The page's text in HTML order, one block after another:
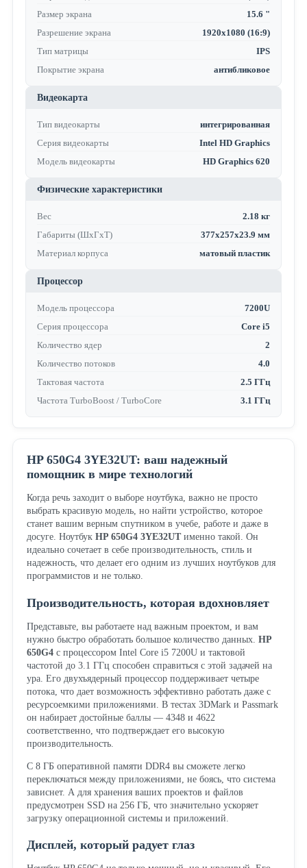
Размер экрана
15.6 "
Разрешение экрана
1920x1080 (16:9)
Тип матрицы
IPS
Покрытие экрана
антибликовое
Видеокарта
Тип видеокарты
интегрированная
Серия видеокарты
Intel HD Graphics
Модель видеокарты
HD Graphics 620
Физические характеристики
Вес
2.18 кг
Габариты (ШхГхТ)
377x257x23.9 мм
Материал корпуса
матовый пластик
Процессор
Модель процессора
7200U
Серия процессора
Core i5
Количество ядер
2
Количество потоков
4.0
Тактовая частота
2.5 ГГц
Частота TurboBoost / TurboCore
3.1 ГГц
HP 650G4 3YE32UT: ваш надежный
помощник в мире технологий
Когда речь заходит о выборе ноутбука, важно не просто
выбрать красивую модель, но найти устройство, которое
станет вашим верным спутником в учебе, работе и даже в
досуге. Ноутбук HP 650G4 3YE32UTименно такой. Он
идеально сочетает в себе производительность, стиль и
надежность, что делает его одним из лучших ноутбуков для
программистов и не только.
Производительность, которая вдохновляет
Представьте, вы работаете над важным проектом, и вам
нужно быстро обработать большое количество данных. HP
650G4с процессором Intel Core i5 7200U и тактовой
частотой до 3.1 ГГц способен справиться с этой задачей на
ура. Его двухъядерный процессор поддерживает четыре
потока, что дает возможность эффективно работать даже с
ресурсоемкими приложениями. В тестах 3DMark и Passmark
он набирает достойные баллы — 4348 и 4622
соответственно, что подтверждает его высокую
производительность.
С 8 ГБ оперативной памяти DDR4 вы сможете легко
переключаться между приложениями, не боясь, что система
зависнет. А для хранения ваших проектов и файлов
предусмотрен SSD на 256 ГБ, что значительно ускоряет
загрузку операционной системы и приложений.
Дисплей, который радует глаз